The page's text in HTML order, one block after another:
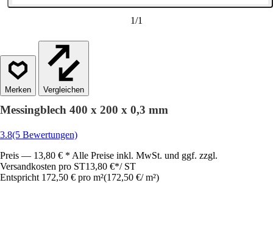
1/1
Vergleichen
Messingblech 400 x 200 x 0,3 mm
3.8(5 Bewertungen)
Preis — 13,80 € * Alle Preise inkl. MwSt. und ggf. zzgl.
Versandkosten pro ST13,80 €*/ ST
Entspricht 172,50 € pro m²(172,50 €/ m²)